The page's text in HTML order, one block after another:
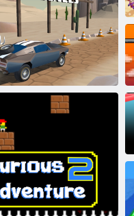
Triku auto sacīkstes